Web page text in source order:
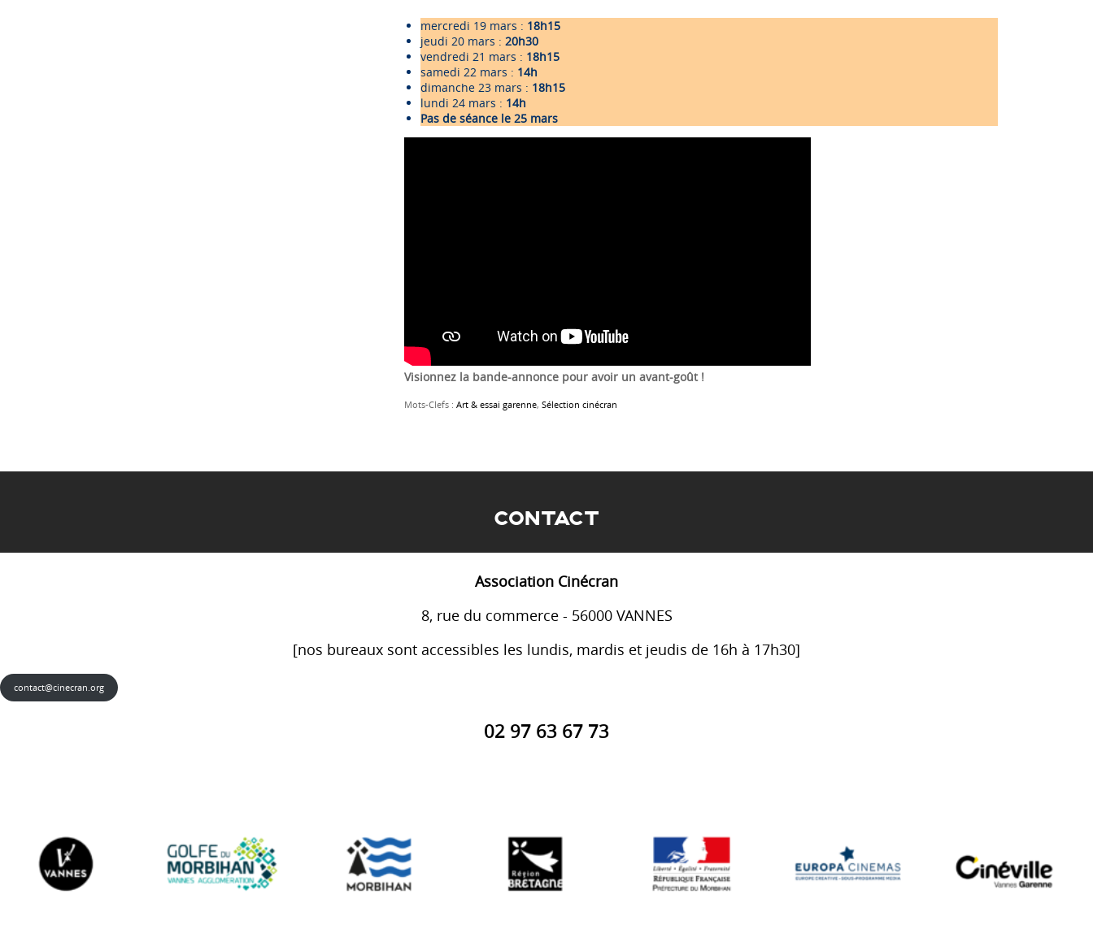
mercredi 19 mars : 18h15
jeudi 20 mars : 20h30
vendredi 21 mars : 18h15
samedi 22 mars : 14h
dimanche 23 mars : 18h15
lundi 24 mars : 14h
Pas de séance le 25 mars
Visionnez la bande-annonce pour avoir un avant-goût !
Mots-Clefs : Art & essai garenne, Sélection cinécran
CONTACT
Association Cinécran
8, rue du commerce - 56000 VANNES
[nos bureaux sont accessibles les lundis, mardis et jeudis de 16h à 17h30]
contact@cinecran.org
02 97 63 67 73